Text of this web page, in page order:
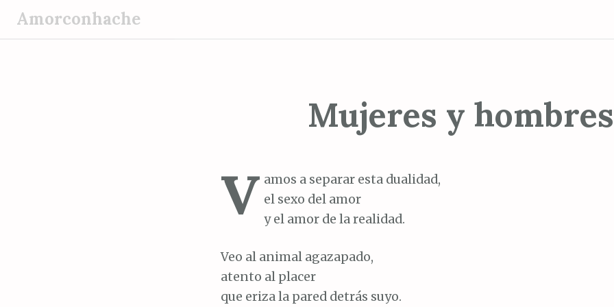
Amorconhache
Mujeres y hombres
V amos a separar esta dualidad,
el sexo del amor
y el amor de la realidad.
Veo al animal agazapado,
atento al placer
que eriza la pared detrás suyo.